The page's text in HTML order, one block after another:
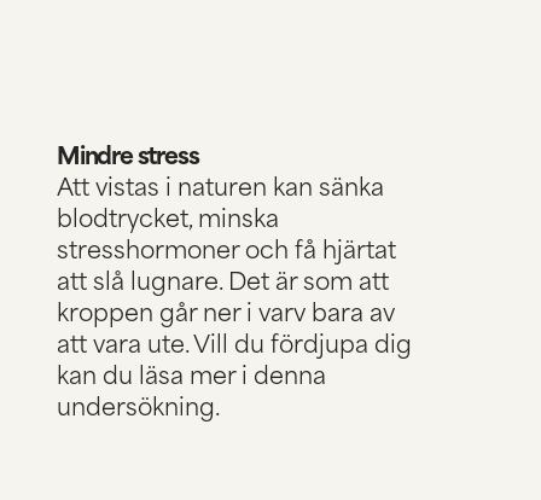
Mindre stress
Att vistas i naturen kan sänka
blodtrycket, minska
stresshormoner och få hjärtat
att slå lugnare. Det är som att
kroppen går ner i varv bara av
att vara ute. Vill du fördjupa dig
kan du läsa mer i denna
undersökning.